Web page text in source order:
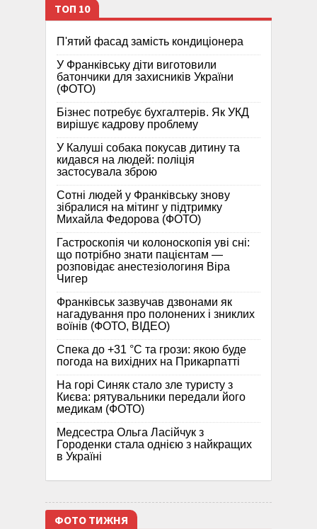
ТОП 10
П'ятий фасад замість кондиціонера
У Франківську діти виготовили
батончики для захисників України
(ФОТО)
Бізнес потребує бухгалтерів. Як УКД
вирішує кадрову проблему
У Калуші собака покусав дитину та
кидався на людей: поліція
застосувала зброю
Сотні людей у Франківську знову
зібралися на мітинг у підтримку
Михайла Федорова (ФОТО)
Гастроскопія чи колоноскопія уві сні:
що потрібно знати пацієнтам —
розповідає анестезіологиня Віра
Чигер
Франківськ зазвучав дзвонами як
нагадування про полонених і зниклих
воїнів (ФОТО, ВІДЕО)
Спека до +31 °C та грози: якою буде
погода на вихідних на Прикарпатті
На горі Синяк стало зле туристу з
Києва: рятувальники передали його
медикам (ФОТО)
Медсестра Ольга Ласійчук з
Городенки стала однією з найкращих
в Україні
ФОТО ТИЖНЯ